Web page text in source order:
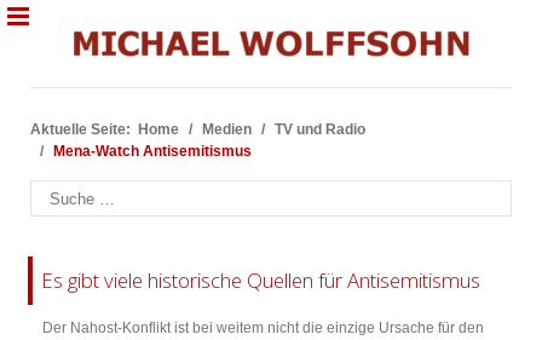
Aktuelle Seite: Home Medien
TV und Radio
Mena-Watch Antisemitismus
Suchen
Es gibt viele historische Quellen für Antisemitismus
Der Nahost-Konflikt ist bei weitem nicht die einzige Ursache für den